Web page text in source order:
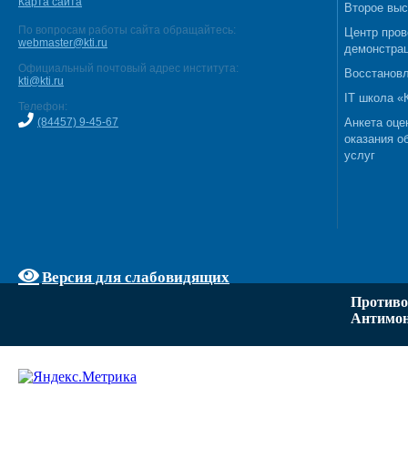
По вопросам работы сайта обращайтесь:
webmaster@kti.ru
Официальный почтовый адрес института:
kti@kti.ru
Телефон:
(84457) 9-45-67
Версия для слабовидящих
Второе
Центр
IT школа
Анкета
оказания
услуг